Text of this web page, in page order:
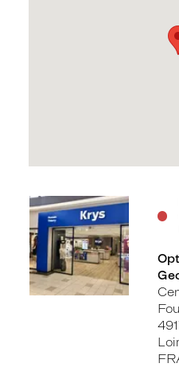
Voir
la
fiche